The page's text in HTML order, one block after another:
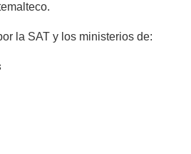
la SAT y los ministerios de: